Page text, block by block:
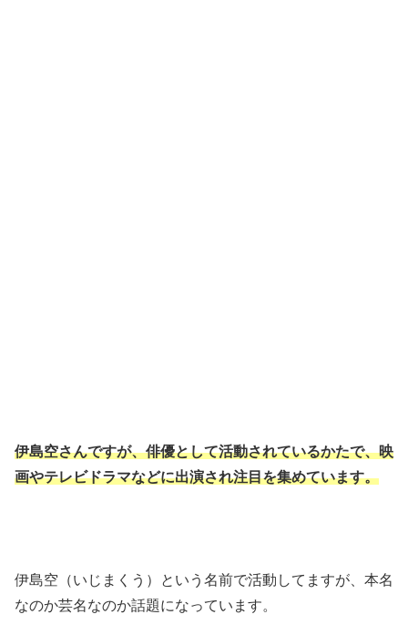
伊島空さんですが、俳優として活動されているかたで、映
画やテレビドラマなどに出演され注目を集めています。
伊島空（いじまくう）という名前で活動してますが、本名
なのか芸名なのか話題になっています。